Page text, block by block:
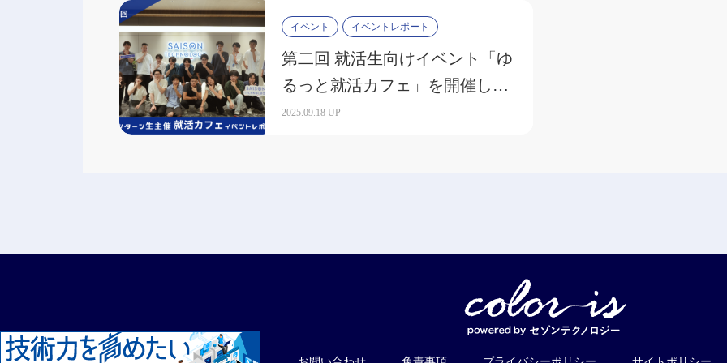
イベント イベントレポート
第二回 就活生向けイベント「ゆ
るっと就活カフェ」を開催しま
した！
2025.09.18 UP